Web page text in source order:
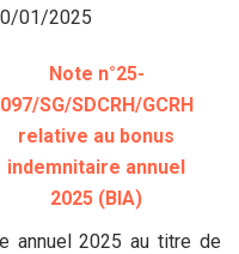
01/2025
Note n°25-
097/SG/SDCRH/GCRH
relative au bonus
indemnitaire annuel
2025 (BIA)
annuel 2025 au titre de